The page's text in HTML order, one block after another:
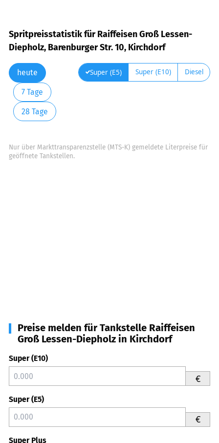
Spritpreisstatistik für Raiffeisen Groß Lessen-
Diepholz, Barenburger Str. 10, Kirchdorf
heute
7 Tage
28 Tage
Super (E5) Super (E10) Diesel
Nur über Markttransparenzstelle (MTS-K) gemeldete Literpreise für
geöffnete Tankstellen.
Preise melden für Tankstelle Raiffeisen
Groß Lessen-Diepholz in Kirchdorf
Super (E10)
€
Super (E5)
€
Super Plus